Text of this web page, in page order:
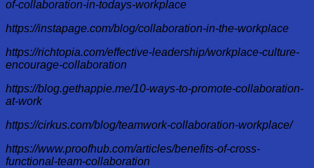
of-collaboration-in-todays-workplace
https://instapage.com/blog/collaboration-in-the-workplace
https://richtopia.com/effective-leadership/workplace-culture-
encourage-collaboration
https://blog.gethappie.me/10-ways-to-promote-collaboration-
at-work
https://cirkus.com/blog/teamwork-collaboration-workplace/
https://www.proofhub.com/articles/benefits-of-cross-
functional-team-collaboration